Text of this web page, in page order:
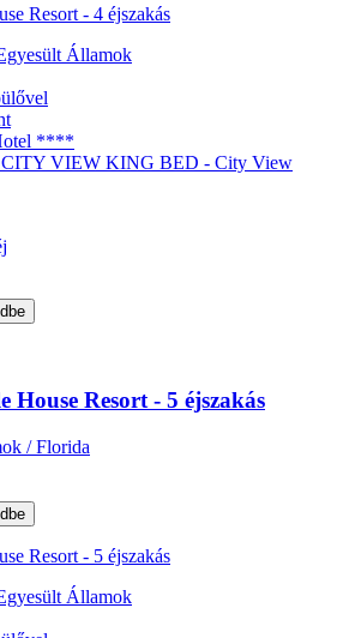
Resort - 4 éjszakás
Államok
****
CITY VIEW KING BED - City View
House Resort - 5 éjszakás
/ Florida
Resort - 5 éjszakás
Államok